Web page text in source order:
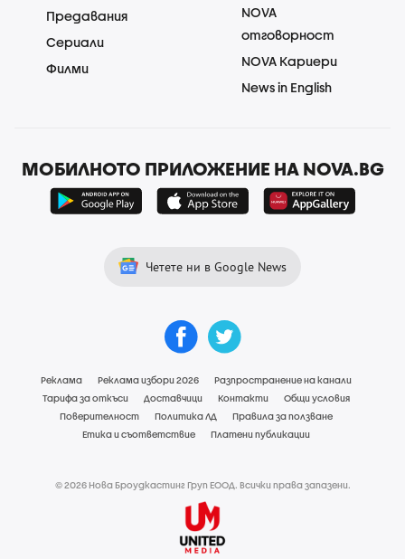
Предавания
Сериали
Филми
NOVA
отговорност
NOVA Кариери
News in English
МОБИЛНОТО ПРИЛОЖЕНИЕ НА NOVA.BG
Четете ни в Google News
Реклама Реклама избори 2026
Разпространение на канали
Тарифа за откъси
Доставчици Контакти
Общи условия
Поверителност
Политика ЛД
Правила за ползване
Етика и съответствие
Платени публикации
© 2026 Нова Броудкастинг Груп ЕООД. Всички права запазени.